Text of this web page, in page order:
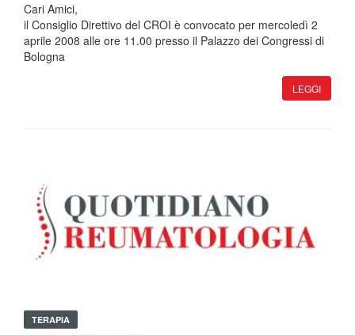
Cari Amici,
il Consiglio Direttivo del CROI è convocato per mercoledì 2
aprile 2008 alle ore 11.00 presso il Palazzo dei Congressi di
Bologna
LEGGI
TERAPIA